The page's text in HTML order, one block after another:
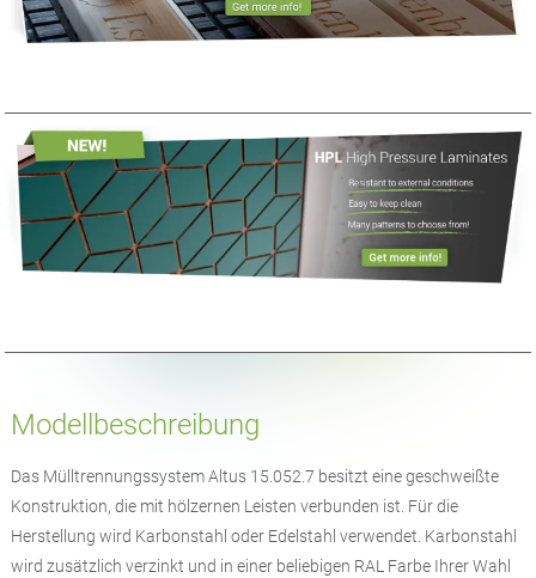
Modellbeschreibung
Das Mülltrennungssystem Altus 15.052.7 besitzt eine geschweißte
Konstruktion, die mit hölzernen Leisten verbunden ist. Für die
Herstellung wird Karbonstahl oder Edelstahl verwendet. Karbonstahl
wird zusätzlich verzinkt und in einer beliebigen RAL Farbe Ihrer Wahl